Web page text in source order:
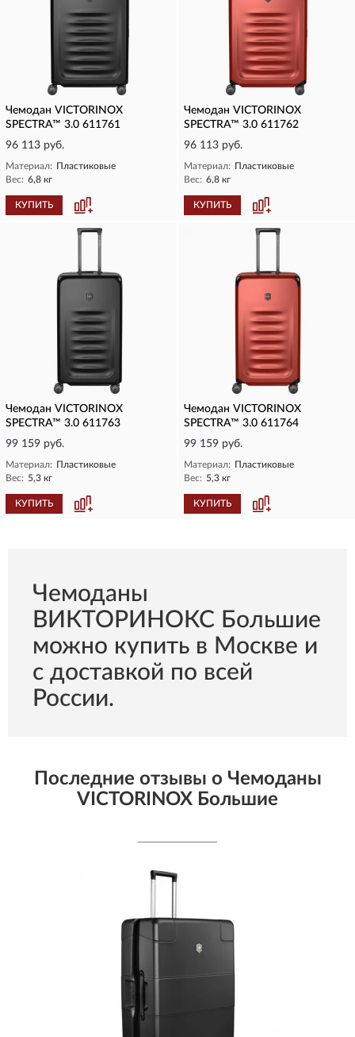
Чемодан VICTORINOX
SPECTRA™ 3.0 611761
96 113 руб.
Материал: Пластиковые
Вес: 6,8 кг
КУПИТЬ
Чемодан VICTORINOX
SPECTRA™ 3.0 611762
96 113 руб.
Материал: Пластиковые
Вес: 6,8 кг
КУПИТЬ
Чемодан VICTORINOX
SPECTRA™ 3.0 611763
99 159 руб.
Материал: Пластиковые
Вес: 5,3 кг
КУПИТЬ
Чемодан VICTORINOX
SPECTRA™ 3.0 611764
99 159 руб.
Материал: Пластиковые
Вес: 5,3 кг
КУПИТЬ
Чемоданы
ВИКТОРИНОКС Большие
можно купить в Москве и
с доставкой по всей
России.
Последние отзывы о Чемоданы
VICTORINOX Большие